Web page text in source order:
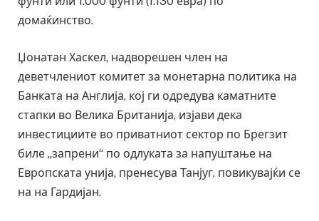
домаќинство.
Џонатан Хаскел, надворешен член на
деветчлениот комитет за монетарна политика на
Банката на Англија, кој ги одредува каматните
стапки во Велика Британија, изјави дека
инвестициите во приватниот сектор по Брегзит
биле „запрени“ по одлуката за напуштање на
Европската унија, пренесува Танјуг, повикувајќи се
на на Гардијан.